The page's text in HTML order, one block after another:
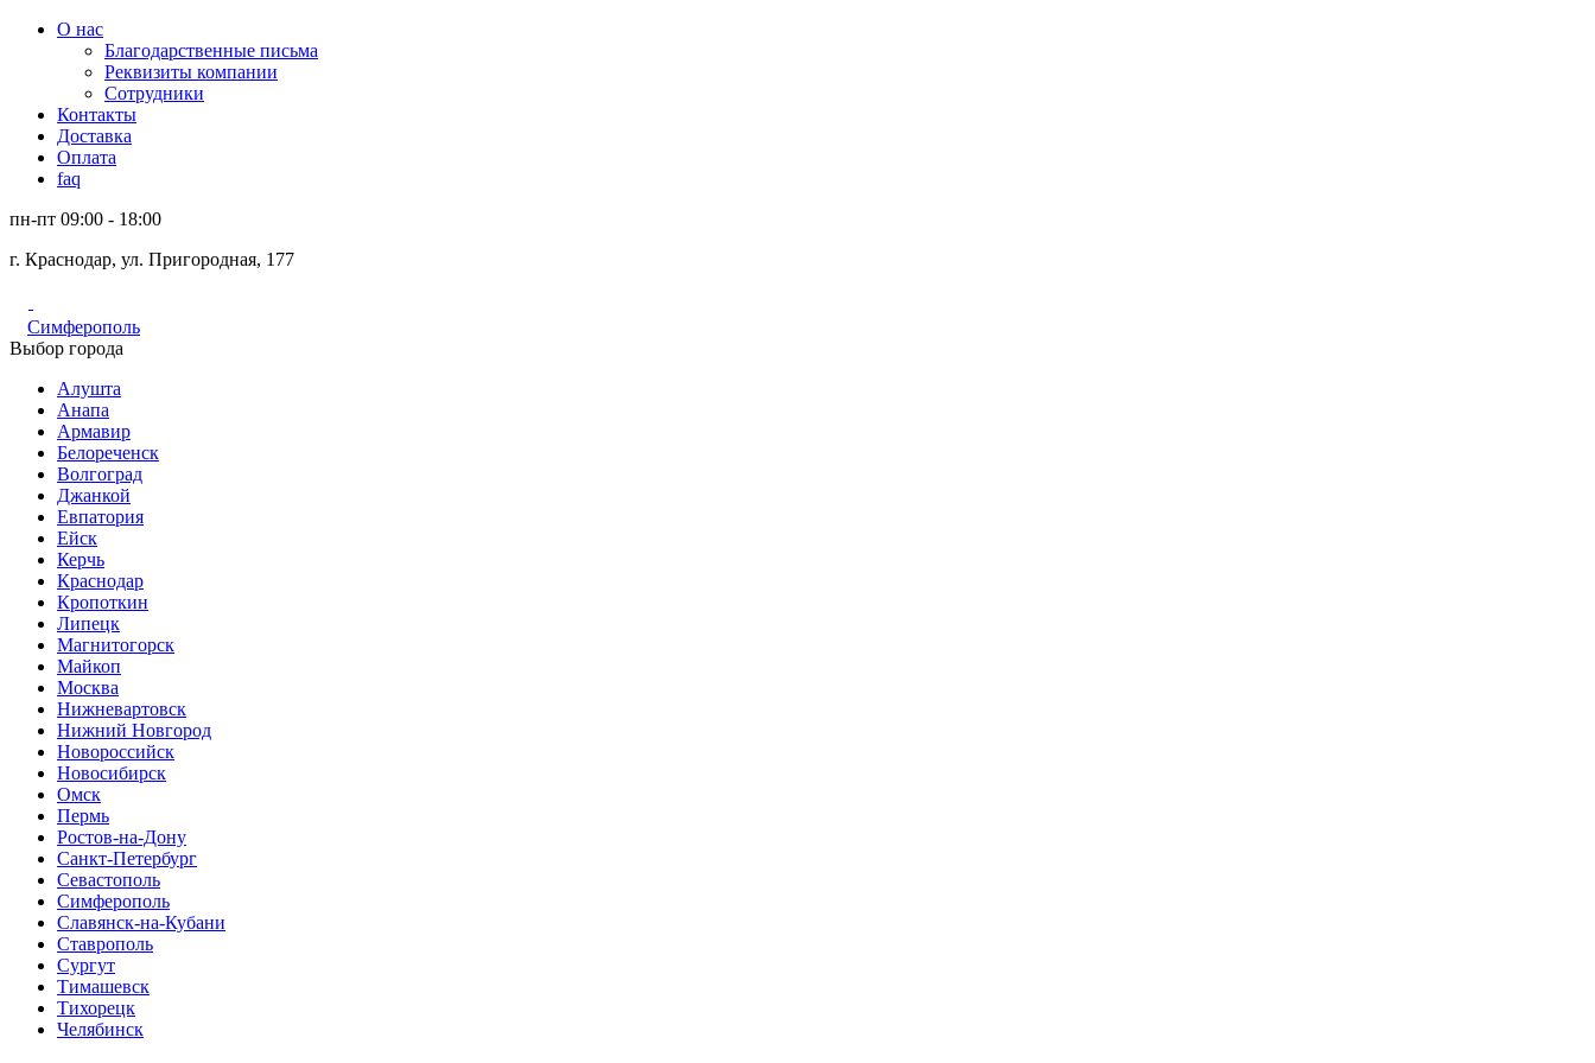
О нас
Благодарственные письма
Реквизиты компании
Сотрудники
Контакты
Доставка
Оплата
faq
пн-пт 09:00 - 18:00
г. Краснодар, ул. Пригородная, 177
Симферополь
Выбор города
Алушта
Анапа
Армавир
Белореченск
Волгоград
Джанкой
Евпатория
Ейск
Керчь
Краснодар
Кропоткин
Липецк
Магнитогорск
Майкоп
Москва
Нижневартовск
Нижний Новгород
Новороссийск
Новосибирск
Омск
Пермь
Ростов-на-Дону
Санкт-Петербург
Севастополь
Симферополь
Славянск-на-Кубани
Ставрополь
Сургут
Тимашевск
Тихорецк
Челябинск